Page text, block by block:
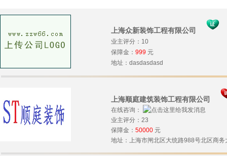
上海众新装饰工程有限公司
业主评分：10
保障金： 999 元
地址：dasdasdasd
上海顺庭建筑装饰工程有限公司
在线咨询：
业主评分：23
保障金： 50000 元
地址：上海市闸北区大统路988号北区商务